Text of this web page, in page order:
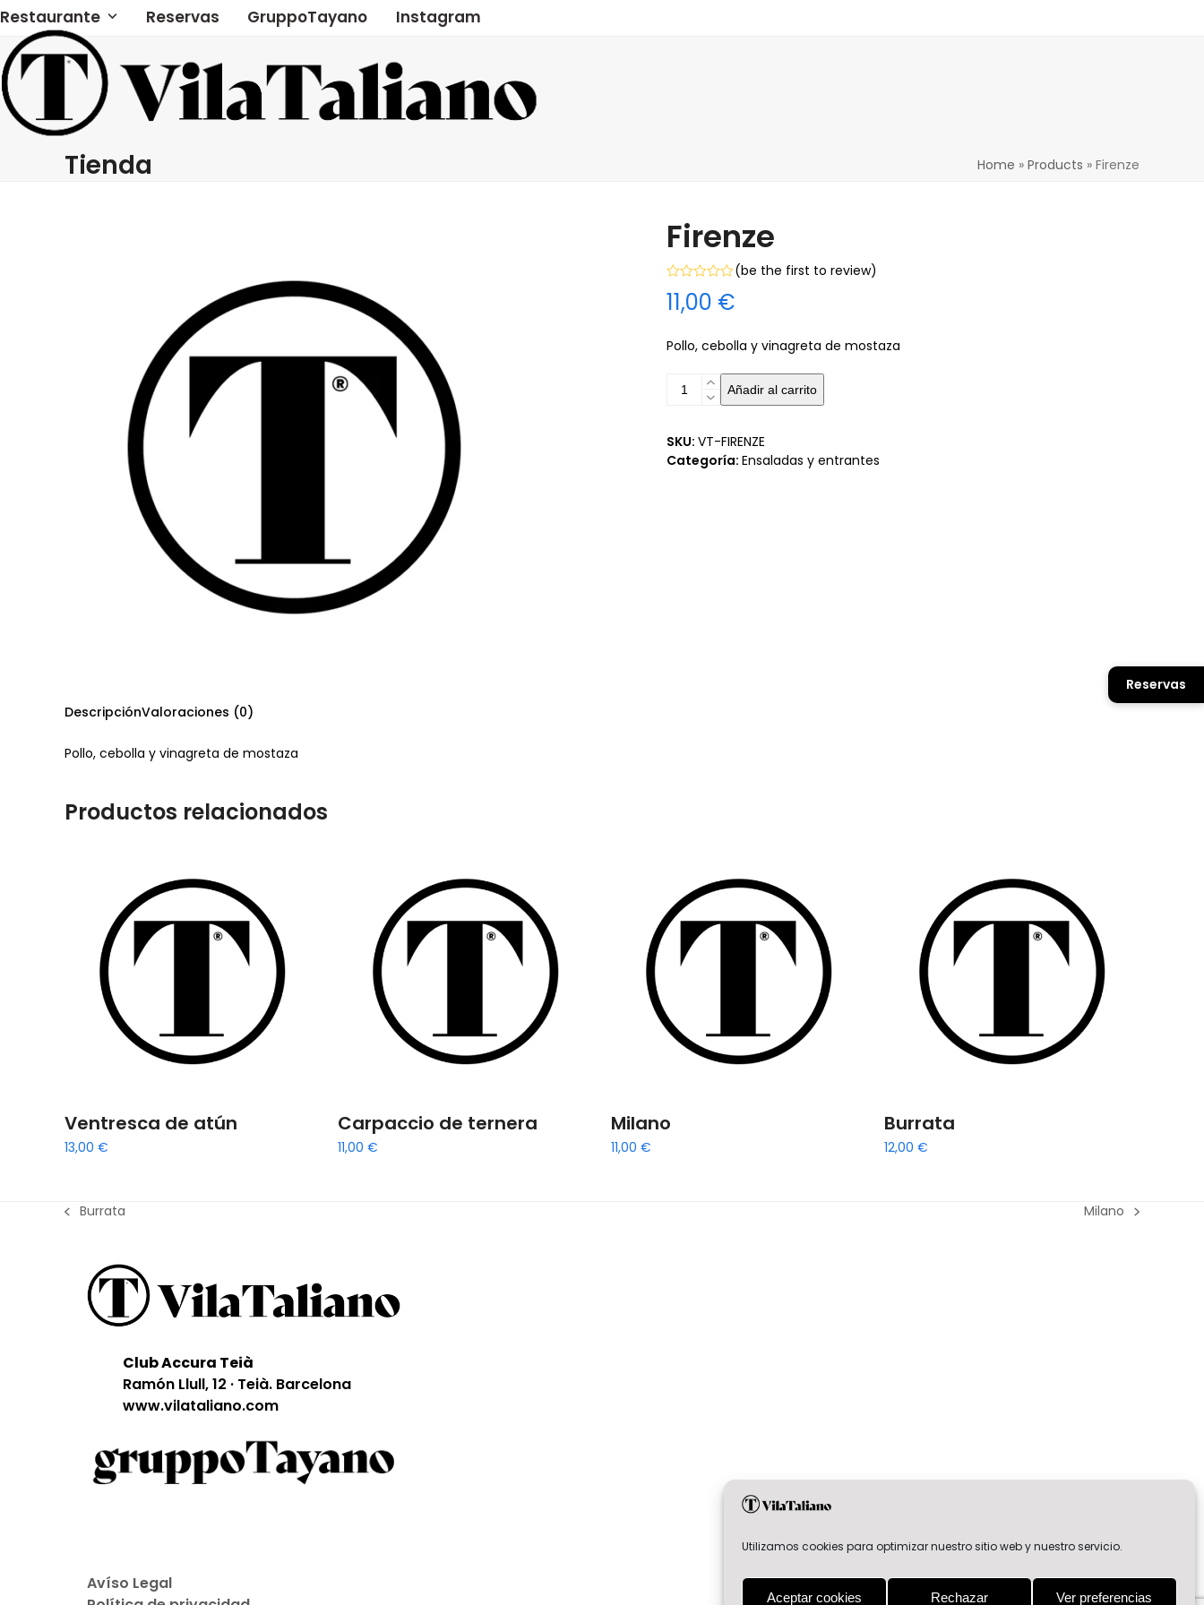
Utilizamos cookies para optimizar nuestro sitio web y nuestro servicio.
Aceptar cookies Rechazar Ver preferencias
Skip
to
content
Restaurante Reservas GruppoTayano Instagram
Tienda Home » Products » Firenze
Firenze
5
(be the first to review)
11,00 €
Pollo, cebolla y vinagreta de mostaza
Firenze
cantidad
Añadir al carrito
SKU: VT-FIRENZE
Categoría: Ensaladas y entrantes
DescripciónValoraciones (0)
Pollo, cebolla y vinagreta de mostaza
Productos relacionados
Ventresca de atún
13,00 €
Carpaccio de ternera
11,00 €
Milano
11,00 €
Burrata
12,00 €
previous
Burrata
next
Milano
Club Accura Teià
Ramón Llull, 12 · Teià. Barcelona
www.vilataliano.com
Reservas
Avíso Legal